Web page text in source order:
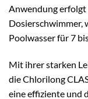
Anwendung erfolgt
Dosierschwimmer,
Poolwasser für 7
Mit ihrer starken
die Chlorilong
eine effiziente und